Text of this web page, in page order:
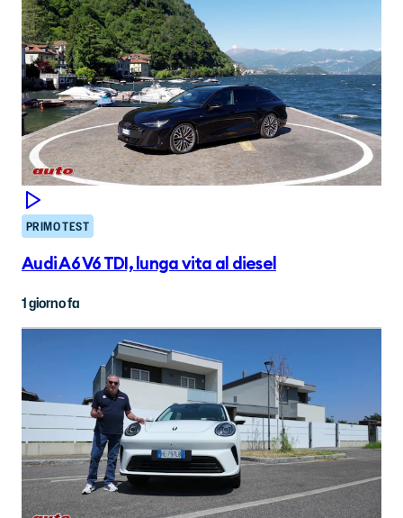
PRIMO TEST
Audi A6 V6 TDI, lunga vita al diesel
1 giorno fa